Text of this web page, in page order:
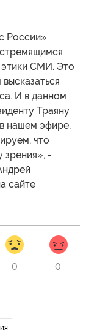
России»
этики СМИ. Это
И в данном
Траяну
нашем эфире,
что
зрения», -
сайте
0 0